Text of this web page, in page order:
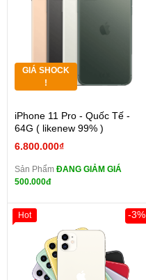
GIÁ SHOCK
!
iPhone 11 Pro - Quốc Tế -
64G ( likenew 99% )
6.800.000₫
Sản Phẩm ĐANG GIẢM GIÁ
500.000đ
-3%
Hot